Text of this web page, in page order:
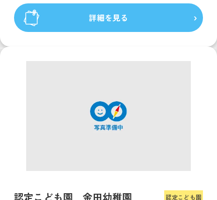
詳細を見る
認定こども園 金田幼稚園 認定こども園